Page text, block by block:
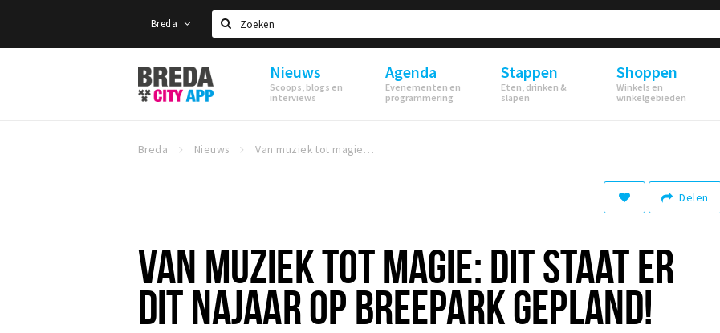
Breda
Zoeken
Stappen
&
Shoppen
Nieuws
Scoops, blogs en
interviews
Agenda
Evenementen en
programmering
Stappen
Eten, drinken &
slapen
Shoppen
Winkels en
winkelgebieden
Breda Nieuws Van muziek tot magie: dit staat er dit najaar op Breepark gepland!
Delen
VAN MUZIEK TOT MAGIE: DIT STAAT ER
DIT NAJAAR OP BREEPARK GEPLAND!